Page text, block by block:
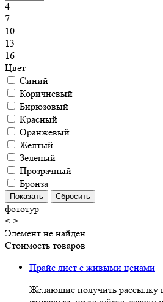
4
7
10
13
16
Цвет
Синий
Коричневый
Бирюзовый
Красный
Оранжевый
Желтый
Зеленый
Прозрачный
Бронза
фототур
< >
Элемент не найден
Стоимость товаров
Прайс лист с живыми ценами
Желающие получить рассылку